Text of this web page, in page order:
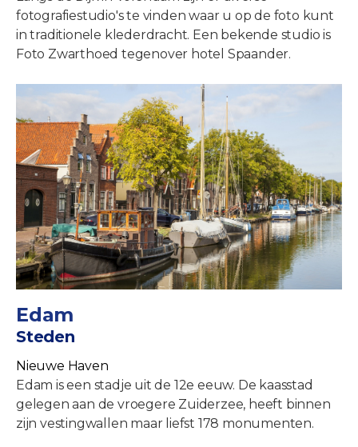
fotografiestudio's te vinden waar u op de foto kunt
in traditionele klederdracht. Een bekende studio is
Foto Zwarthoed tegenover hotel Spaander.
Edam
Steden
Nieuwe Haven
Edam is een stadje uit de 12e eeuw. De kaasstad
gelegen aan de vroegere Zuiderzee, heeft binnen
zijn vestingwallen maar liefst 178 monumenten.